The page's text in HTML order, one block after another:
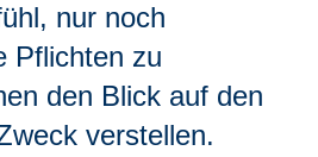
nur noch
Pflichten zu
den Blick auf den
verstellen.